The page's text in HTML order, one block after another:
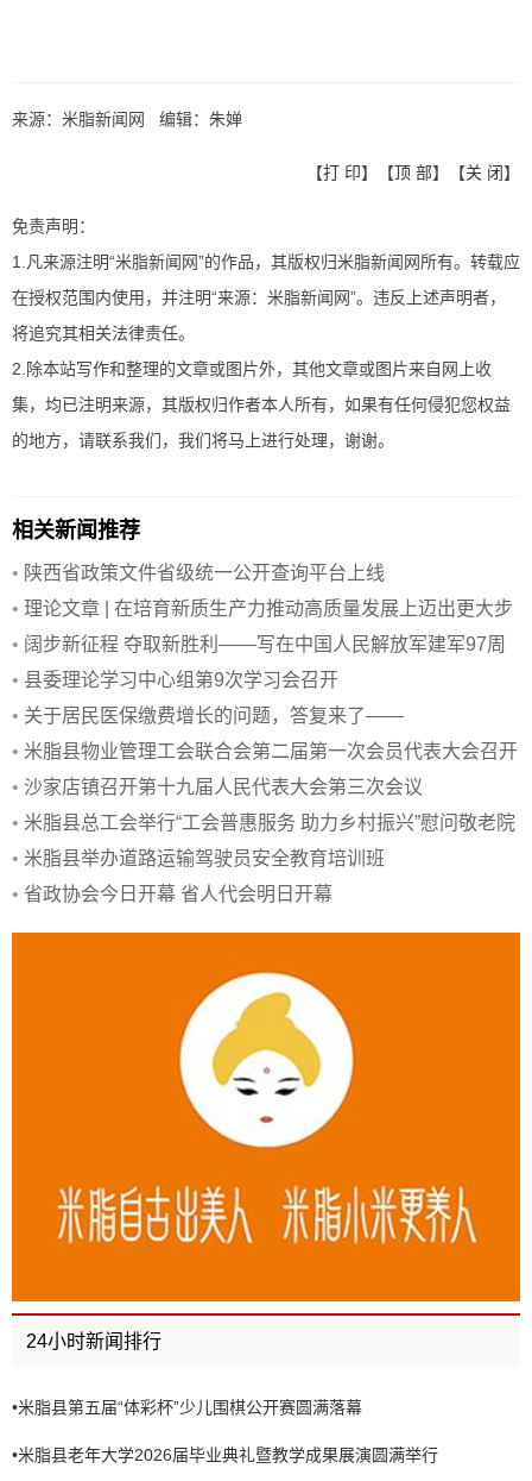
来源：米脂新闻网 编辑：朱婵
【打 印】【顶 部】【关 闭】
免责声明：
1.凡来源注明“米脂新闻网”的作品，其版权归米脂新闻网所有。转载应
在授权范围内使用，并注明“来源：米脂新闻网”。违反上述声明者，
将追究其相关法律责任。
2.除本站写作和整理的文章或图片外，其他文章或图片来自网上收
集，均已注明来源，其版权归作者本人所有，如果有任何侵犯您权益
的地方，请联系我们，我们将马上进行处理，谢谢。
相关新闻推荐
• 陕西省政策文件省级统一公开查询平台上线
• 理论文章 | 在培育新质生产力推动高质量发展上迈出更大步
伐
• 阔步新征程 夺取新胜利——写在中国人民解放军建军97周
年之际
• 县委理论学习中心组第9次学习会召开
• 关于居民医保缴费增长的问题，答复来了——
• 米脂县物业管理工会联合会第二届第一次会员代表大会召开
• 沙家店镇召开第十九届人民代表大会第三次会议
• 米脂县总工会举行“工会普惠服务 助力乡村振兴”慰问敬老院
活动
• 米脂县举办道路运输驾驶员安全教育培训班
• 省政协会今日开幕 省人代会明日开幕
24小时新闻排行
•米脂县第五届“体彩杯”少儿围棋公开赛圆满落幕
•米脂县老年大学2026届毕业典礼暨教学成果展演圆满举行